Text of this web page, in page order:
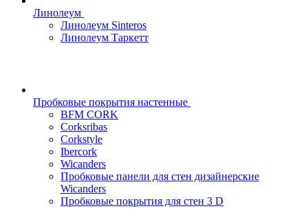
Линолеум
Линолеум Sinteros
Линолеум Таркетт
Пробковые покрытия настенные
BFM CORK
Corksribas
Corkstyle
Ibercork
Wicanders
Пробковые панели для стен дизайнерские
Wicanders
Пробковые покрытия для стен 3 D